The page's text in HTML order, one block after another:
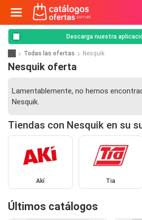
Descarga nuestra
Todas las ofertas Nesquik
Nesquik oferta
Lamentablemente, no hemos
Nesquik.
Tiendas con Nesquik en su
Akí Tia
Últimos catálogos